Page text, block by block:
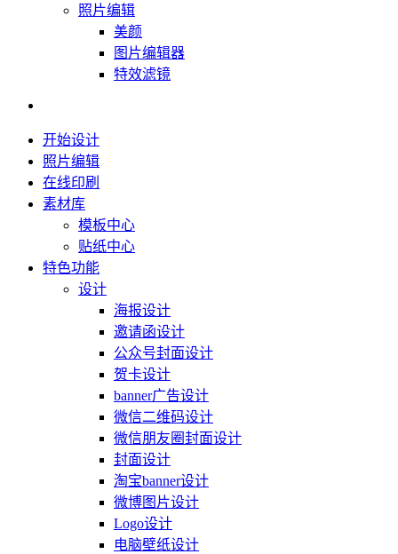
照片编辑
美颜
图片编辑器
特效滤镜
开始设计
照片编辑
在线印刷
素材库
模板中心
贴纸中心
特色功能
设计
海报设计
邀请函设计
公众号封面设计
贺卡设计
banner广告设计
微信二维码设计
微信朋友圈封面设计
封面设计
淘宝banner设计
微博图片设计
Logo设计
电脑壁纸设计